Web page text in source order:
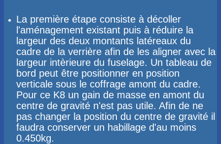
La première étape consiste à décoller
l'aménagement existant puis à réduire la
largeur des deux montants latéreaux du
cadre de la verrière afin de les aligner avec la
largeur intèrieure du fuselage. Un tableau de
bord peut être positionner en position
verticale sous le coffrage amont du cadre.
Pour ce K8 un gain de masse en amont du
centre de gravité n'est pas utile. Afin de ne
pas changer la position du centre de gravité il
faudra conserver un habillage d'au moins
0.450kg.​